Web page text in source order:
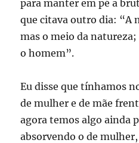
para manter em pé a
que citava outro dia: “A
mas o meio da
o homem”.
Eu disse que tínhamos
de mulher e de mãe
agora temos algo ainda
absorvendo o de